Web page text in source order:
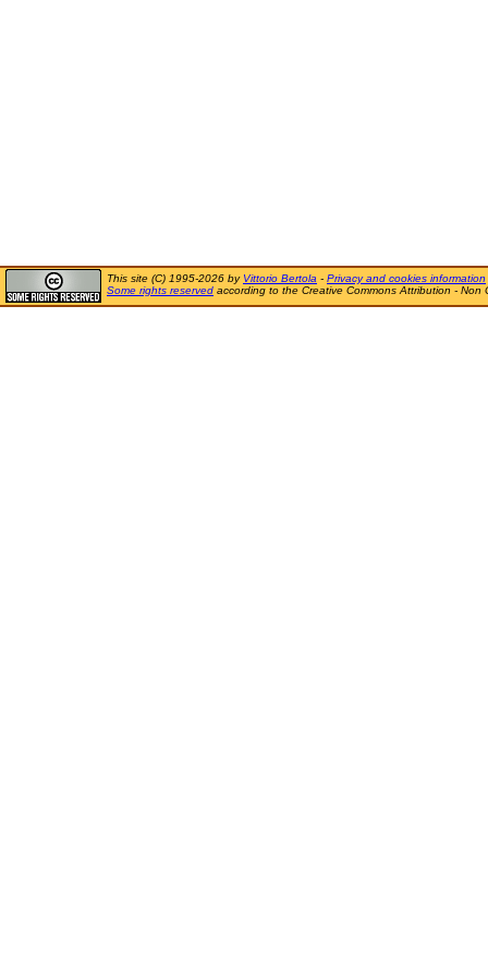
This site (C) 1995-2026 by Vittorio Bertola - Privacy and cookies information
Some rights reserved according to the Creative Commons Attribution - Non